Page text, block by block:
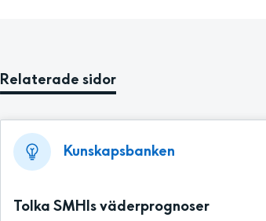
Relaterade sidor
Kunskapsbanken
Tolka SMHIs väderprognoser